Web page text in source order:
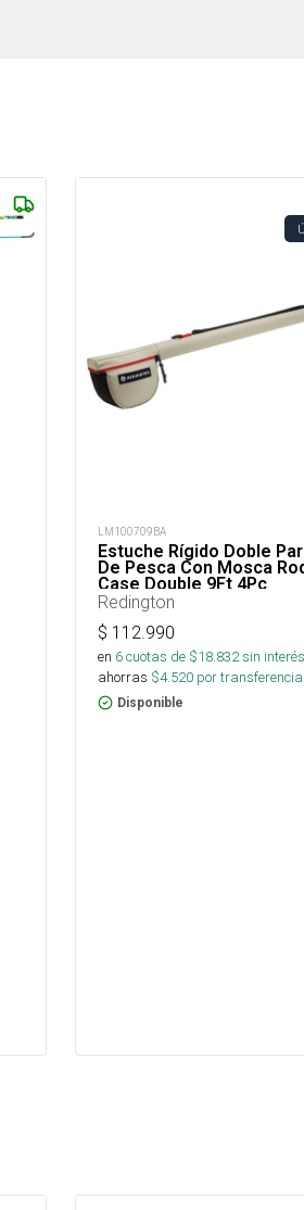
LM100709BA
Estuche Rígido Doble
De Pesca Con Mosca
Case Double 9Ft 4Pc
Redington
$ 112.990
en 6cuotas de $18.832sin interés
ahorras $4.520 por
Disponible